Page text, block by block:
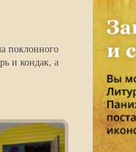
поклонного
и кондак, а